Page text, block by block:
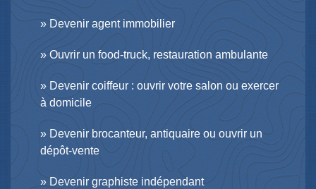
Devenir agent immobilier
Ouvrir un food-truck, restauration ambulante
Devenir coiffeur : ouvrir votre salon ou exercer
à domicile
Devenir brocanteur, antiquaire ou ouvrir un
dépôt-vente
Devenir graphiste indépendant